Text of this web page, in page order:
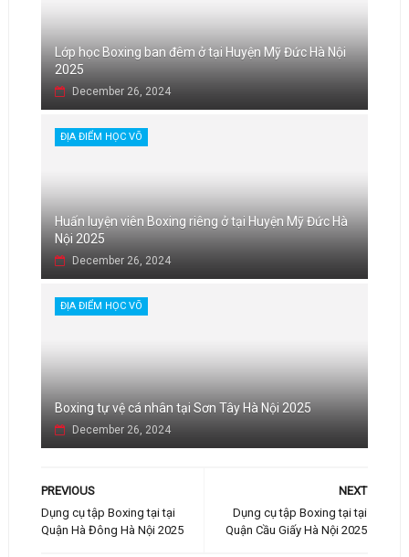
Lớp học Boxing ban đêm ở tại Huyện Mỹ Đức Hà Nội
2025
December 26, 2024
ĐỊA ĐIỂM HỌC VÕ
Huấn luyện viên Boxing riêng ở tại Huyện Mỹ Đức Hà
Nội 2025
December 26, 2024
ĐỊA ĐIỂM HỌC VÕ
Boxing tự vệ cá nhân tại Sơn Tây Hà Nội 2025
December 26, 2024
NEXT
Dụng cụ tập Boxing tại tại
Quận Cầu Giấy Hà Nội 2025
PREVIOUS
Dụng cụ tập Boxing tại tại
Quận Hà Đông Hà Nội 2025